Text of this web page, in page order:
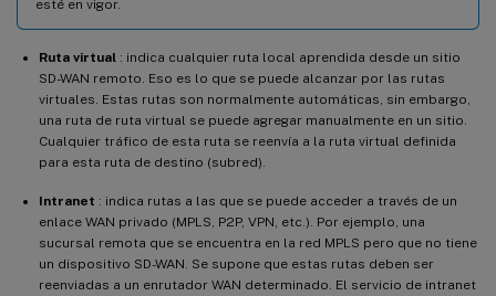
esté en vigor.
Ruta virtual : indica cualquier ruta local aprendida desde un sitio
SD-WAN remoto. Eso es lo que se puede alcanzar por las rutas
virtuales. Estas rutas son normalmente automáticas, sin embargo,
una ruta de ruta virtual se puede agregar manualmente en un sitio.
Cualquier tráfico de esta ruta se reenvía a la ruta virtual definida
para esta ruta de destino (subred).
Intranet : indica rutas a las que se puede acceder a través de un
enlace WAN privado (MPLS, P2P, VPN, etc.). Por ejemplo, una
sucursal remota que se encuentra en la red MPLS pero que no tiene
un dispositivo SD-WAN. Se supone que estas rutas deben ser
reenviadas a un enrutador WAN determinado. El servicio de intranet